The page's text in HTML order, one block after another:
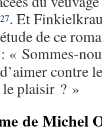
27. Et
de ce
« Sommes-
contre
le plaisir ? »
de Michel